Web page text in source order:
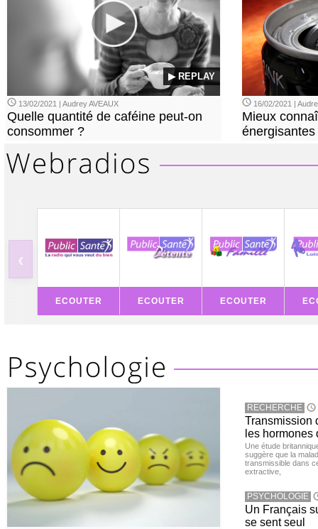
▶ REPLAY
13/02/2021 | Audrey AVEAUX
Quelle quantité de caféine peut-on
consommer ?
16/02/2021 |
Mieux
énergisantes
‹
ECOUTER ECOUTER ECOUTER
RECHERCHE
Transmission
les hormones
Une étude
suggère que la
transmissible dans
extractive,
PSYCHOLOGIE
Un Français
se sent seul